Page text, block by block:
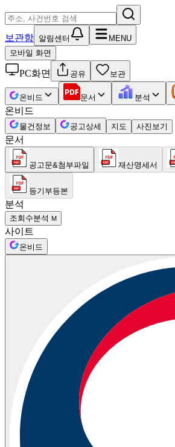
보관함 알림센터
MENU
모바일 화면
PC화면 공유 보관
온비드 문서 분석
온비드
물건정보 공고상세 지도 사진보기
문서
공고문&첨부파일 재산명세서
등기부등본
분석
조회수분석 M
사이트
온비드